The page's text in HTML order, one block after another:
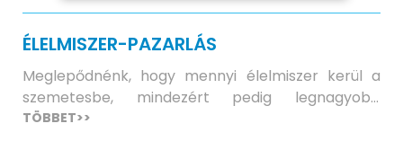
ÉLELMISZER-PAZARLÁS
Meglepődnénk, hogy mennyi élelmiszer kerül a
szemetesbe, mindezért pedig legnagyobb
arányban a háztartások felelősek. A pazarlás
TÖBBET>>